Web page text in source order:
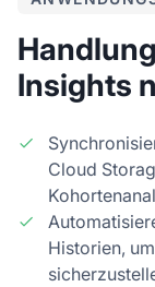
Insights
Cloud
Historien,